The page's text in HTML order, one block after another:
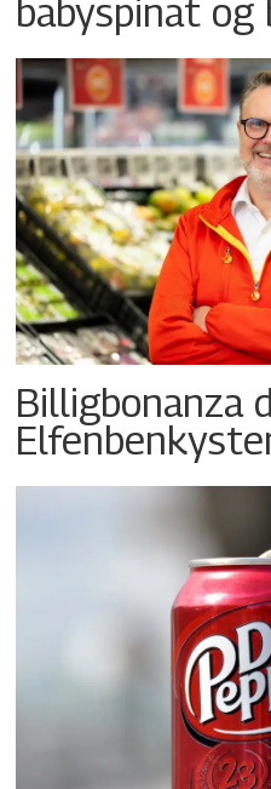
babyspinat
Billigbonanza